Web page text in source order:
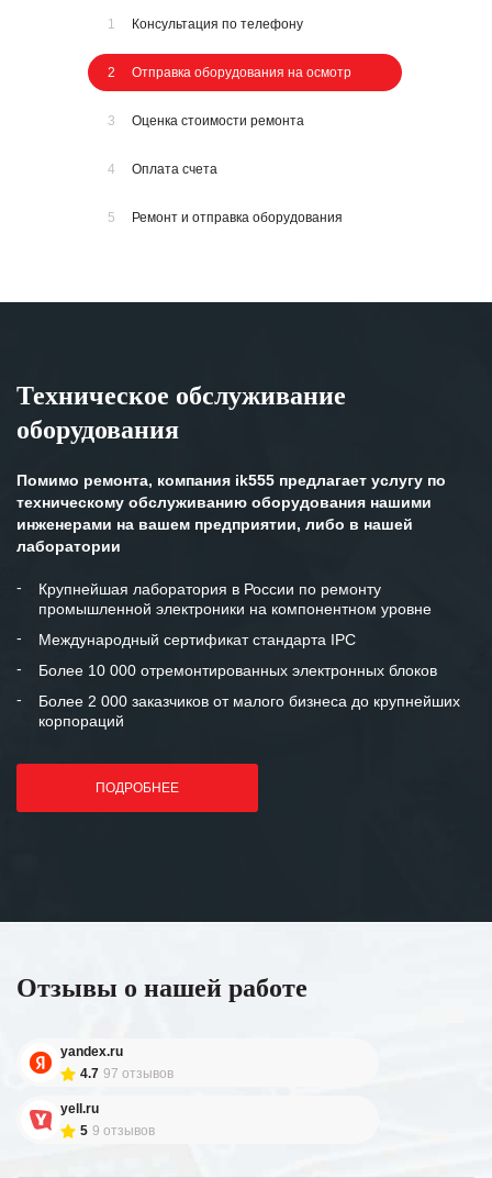
1 Консультация по телефону
2 Отправка оборудования на осмотр
3 Оценка стоимости ремонта
4 Оплата счета
5 Ремонт и отправка оборудования
Техническое обслуживание
оборудования
Помимо ремонта, компания ik555 предлагает услугу по
техническому обслуживанию оборудования нашими
инженерами на вашем предприятии, либо в нашей
лаборатории
Крупнейшая лаборатория в России по ремонту
промышленной электроники на компонентном уровне
Международный сертификат стандарта IPC
Более 10 000 отремонтированных электронных блоков
Более 2 000 заказчиков от малого бизнеса до крупнейших
корпораций
ПОДРОБНЕЕ
Отзывы о нашей работе
yandex.ru
4.7 97 отзывов
yell.ru
5 9 отзывов